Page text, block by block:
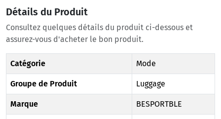
Détails du Produit
Consultez quelques détails du produit ci-dessous et
assurez-vous d'acheter le bon produit.
Catégorie Mode
Groupe de Produit Luggage
Marque BESPORTBLE